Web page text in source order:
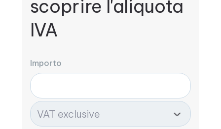
scoprire l'aliquota
IVA
Importo